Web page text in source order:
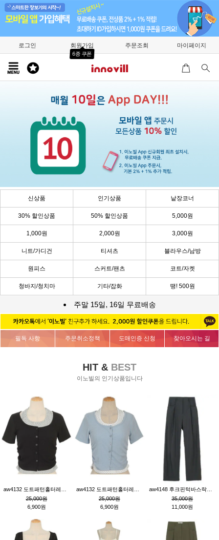
로그인 회원가입
6종 쿠폰
주문조회 마이페이지
신상품 인기상품 낱장코너
30% 할인상품 50% 할인상품 5,000원
1,000원 2,000원 3,000원
니트/가디건 티셔츠 블라우스/남방
원피스 스커트/팬츠 코트/자켓
청바지/청치마 기타/잡화 땡! 500원
주말 15일, 16일 무료배송
필독 사항 주문취소정책 도매인증 신청 찾아오시는 길
HIT & BEST
이노빌의 인기상품입니다
25,000원
6,900원
25,000원
6,900원
35,000원
11,000원